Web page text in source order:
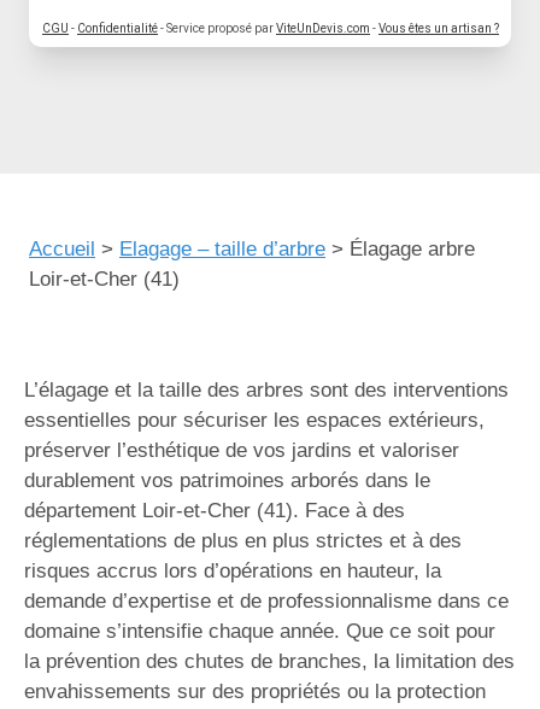
CGU - Confidentialité- Service proposé parViteUnDevis.com -Vous êtes un artisan ?
Accueil > Elagage – taille d’arbre > Élagage arbre
Loir-et-Cher (41)
L’élagage et la taille des arbres sont des interventions
essentielles pour sécuriser les espaces extérieurs,
préserver l’esthétique de vos jardins et valoriser
durablement vos patrimoines arborés dans le
département Loir-et-Cher (41). Face à des
réglementations de plus en plus strictes et à des
risques accrus lors d’opérations en hauteur, la
demande d’expertise et de professionnalisme dans ce
domaine s’intensifie chaque année. Que ce soit pour
la prévention des chutes de branches, la limitation des
envahissements sur des propriétés ou la protection